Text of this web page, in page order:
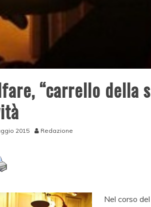
“carrello della
2015 Redazione
Nel corso